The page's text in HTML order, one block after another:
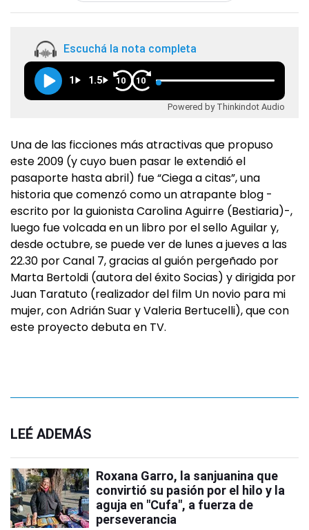
Escuchá la nota completa
1 1.5 10 10
Powered by Thinkindot Audio
Una de las ficciones más atractivas que propuso
este 2009 (y cuyo buen pasar le extendió el
pasaporte hasta abril) fue “Ciega a citas”, una
historia que comenzó como un atrapante blog -
escrito por la guionista Carolina Aguirre (Bestiaria)-,
luego fue volcada en un libro por el sello Aguilar y,
desde octubre, se puede ver de lunes a jueves a las
22.30 por Canal 7, gracias al guión pergeñado por
Marta Bertoldi (autora del éxito Socias) y dirigida por
Juan Taratuto (realizador del film Un novio para mi
mujer, con Adrián Suar y Valeria Bertucelli), que con
este proyecto debuta en TV.
LEÉ ADEMÁS
Roxana Garro, la sanjuanina que
convirtió su pasión por el hilo y la
aguja en "Cufa", a fuerza de
perseverancia